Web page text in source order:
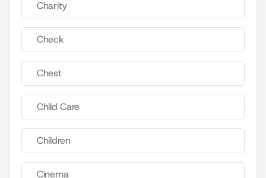
Charity
Check
Chest
Child Care
Children
Cinema